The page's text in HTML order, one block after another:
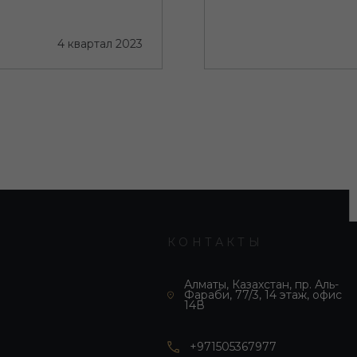
4 квартал 2023
КОНТАКТЫ
Алматы, Казахстан, пр. Аль-
Фараби, 77/3, 14 этаж, офис
14В
+971505367977